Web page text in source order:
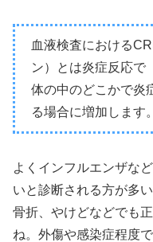
血液検査における
ン）とは炎症反応で
体の中のどこかで炎
る場合に増加します。
よくインフルエンザな
いと診断される方が多
骨折、やけどなどでも
ね。外傷や感染症程度